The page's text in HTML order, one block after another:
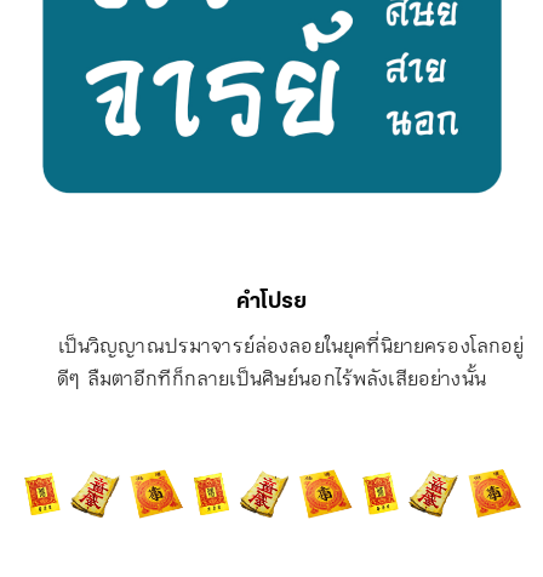
คำโปรย
เป็นวิญญาณปรมาจารย์ล่องลอยในยุคที่นิยายครองโลกอยู่
ดีๆ ลืมตาอีกทีก็กลายเป็นศิษย์นอกไร้พลังเสียอย่างนั้น